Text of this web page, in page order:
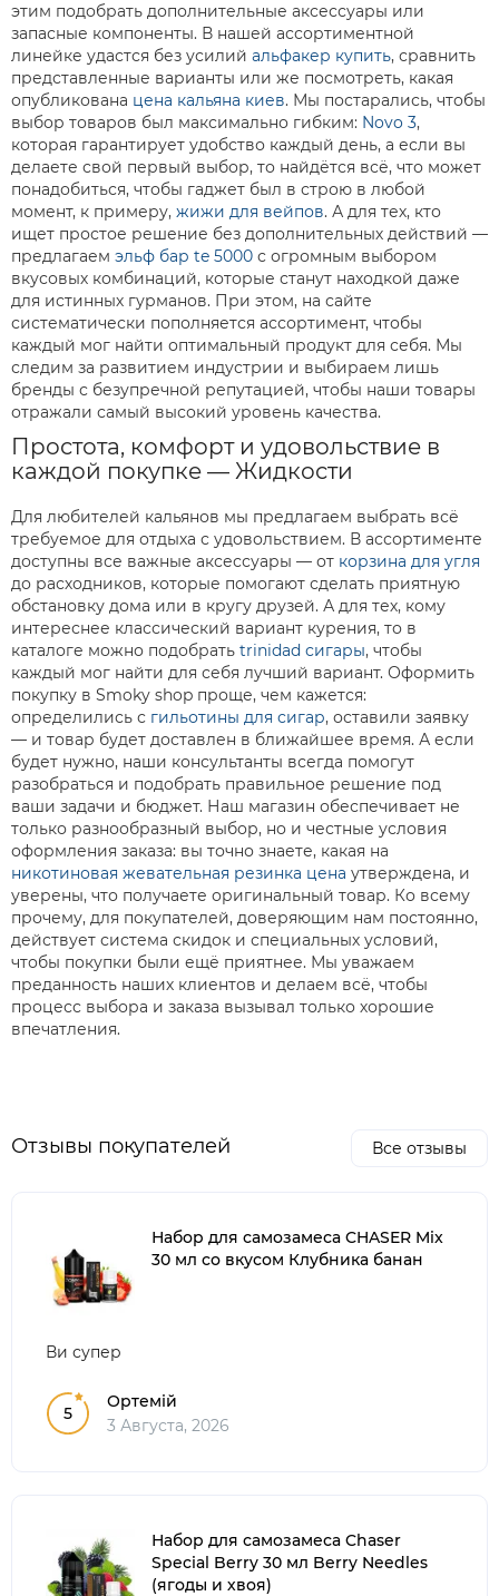
этим подобрать дополнительные аксессуары или
запасные компоненты. В нашей ассортиментной
линейке удастся без усилий альфакер купить, сравнить
представленные варианты или же посмотреть, какая
опубликована цена кальяна киев. Мы постарались, чтобы
выбор товаров был максимально гибким: Novo 3,
которая гарантирует удобство каждый день, а если вы
делаете свой первый выбор, то найдётся всё, что может
понадобиться, чтобы гаджет был в строю в любой
момент, к примеру, жижи для вейпов. А для тех, кто
ищет простое решение без дополнительных действий —
предлагаем эльф бар te 5000 с огромным выбором
вкусовых комбинаций, которые станут находкой даже
для истинных гурманов. При этом, на сайте
систематически пополняется ассортимент, чтобы
каждый мог найти оптимальный продукт для себя. Мы
следим за развитием индустрии и выбираем лишь
бренды с безупречной репутацией, чтобы наши товары
отражали самый высокий уровень качества.
Простота, комфорт и удовольствие в
каждой покупке — Жидкости
Для любителей кальянов мы предлагаем выбрать всё
требуемое для отдыха с удовольствием. В ассортименте
доступны все важные аксессуары — от корзина для угля
до расходников, которые помогают сделать приятную
обстановку дома или в кругу друзей. А для тех, кому
интереснее классический вариант курения, то в
каталоге можно подобрать trinidad сигары, чтобы
каждый мог найти для себя лучший вариант. Оформить
покупку в Smoky shop проще, чем кажется:
определились с гильотины для сигар, оставили заявку
— и товар будет доставлен в ближайшее время. А если
будет нужно, наши консультанты всегда помогут
разобраться и подобрать правильное решение под
ваши задачи и бюджет. Наш магазин обеспечивает не
только разнообразный выбор, но и честные условия
оформления заказа: вы точно знаете, какая на
никотиновая жевательная резинка цена утверждена, и
уверены, что получаете оригинальный товар. Ко всему
прочему, для покупателей, доверяющим нам постоянно,
действует система скидок и специальных условий,
чтобы покупки были ещё приятнее. Мы уважаем
преданность наших клиентов и делаем всё, чтобы
процесс выбора и заказа вызывал только хорошие
впечатления.
Отзывы покупателей Все отзывы
Набор для самозамеса CHASER Mix
30 мл со вкусом Клубника банан
Ви супер
5
Ортемій
3 Августа, 2026
Набор для самозамеса Chaser
Special Berry 30 мл Berry Needles
(ягоды и хвоя)